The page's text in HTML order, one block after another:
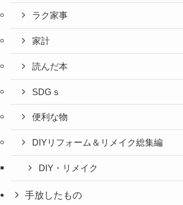
ラク家事
家計
読んだ本
SDGｓ
便利な物
DIYリフォーム＆リメイク総集編
DIY・リメイク
手放したもの